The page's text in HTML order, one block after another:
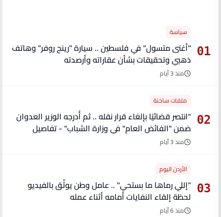
01
سياسة
"أغنى متسول" في فلسطين .. سيارة "رينج روفر" وهاتف
ذهبي وتحقيقات بشأن عقاراته وأرصدته
منذ 3 أيام
02
ملفات ساخنة
"انتصر قضائيًا بإلغاء قرار نقله .. ثم أُدرجه الوزير العدوان
ضمن "الفائض العام" في وزارة الشباب" - تفاصيل
منذ 3 أيام
03
الأردن اليوم
"إللي رماها ما بستحي" .. عامل وطن يوثّق بالفيديو
لحظة إلقاء النفايات أمامه أثناء عمله
منذ 6 أيام